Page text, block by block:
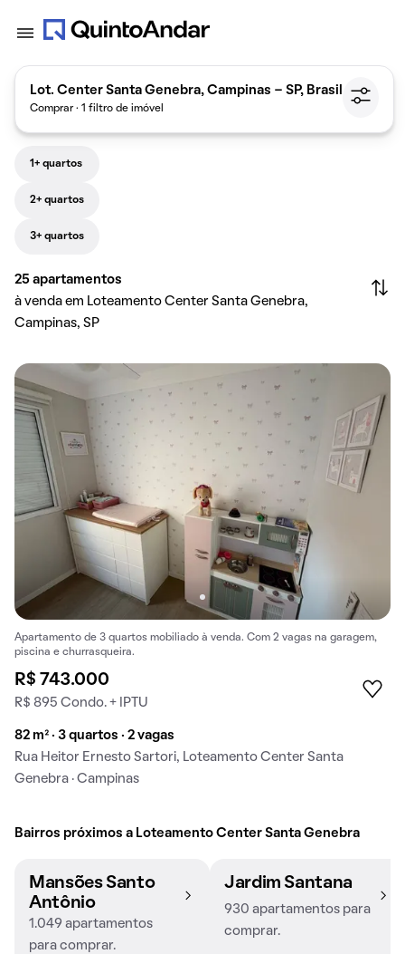
Lot. Center Santa Genebra, Campinas - SP, Brasil
Comprar · 1 filtro de imóvel
1+ quartos
2+ quartos
3+ quartos
25 apartamentos
à venda em Loteamento Center Santa Genebra,
Campinas, SP
Apartamento de 3 quartos mobiliado à venda. Com 2 vagas na garagem,
piscina e churrasqueira.
R$ 743.000
R$ 895 Condo. + IPTU
82 m² · 3 quartos · 2 vagas
Rua Heitor Ernesto Sartori, Loteamento Center Santa
Genebra · Campinas
Bairros próximos a Loteamento Center Santa Genebra
Mansões Santo
Antônio
1.049 apartamentos
para comprar.
Jardim Santana
930 apartamentos para
comprar.